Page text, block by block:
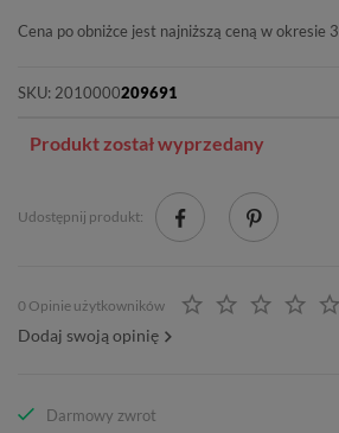
Cena po obniżce jest najniższą ceną w okresie
SKU: 2010000209691
Produkt został wyprzedany
Udostępnij produkt:
0 Opinie użytkowników
Dodaj swoją opinię
Darmowy zwrot